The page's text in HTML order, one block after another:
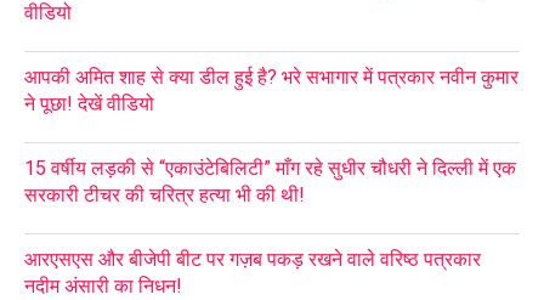
वीडियो
आपकी अमित शाह से क्या डील हुई है? भरे सभागार में पत्रकार नवीन कुमार
ने पूछा! देखें वीडियो
15 वर्षीय लड़की से “एकाउंटेबिलिटी” माँग रहे सुधीर चौधरी ने दिल्ली में एक
सरकारी टीचर की चरित्र हत्या भी की थी!
आरएसएस और बीजेपी बीट पर गज़ब पकड़ रखने वाले वरिष्ठ पत्रकार
नदीम अंसारी का निधन!